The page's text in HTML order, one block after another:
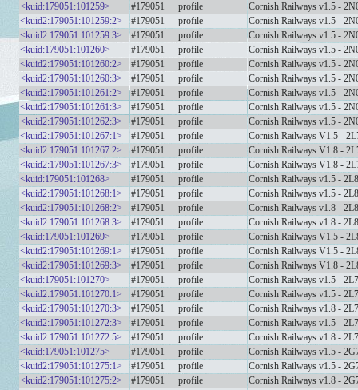
<kuid:179051:101259>
#179051 profile
Cornish Railways v1.5 -
<kuid2:179051:101259:2>
#179051 profile
Cornish Railways v1.5 -
<kuid2:179051:101259:3>
#179051 profile
Cornish Railways v1.5 -
<kuid:179051:101260>
#179051 profile
Cornish Railways v1.5 -
<kuid2:179051:101260:2>
#179051 profile
Cornish Railways v1.5 -
<kuid2:179051:101260:3>
#179051 profile
Cornish Railways v1.5 -
<kuid2:179051:101261:2>
#179051 profile
Cornish Railways v1.5 -
<kuid2:179051:101261:3>
#179051 profile
Cornish Railways v1.5 -
<kuid2:179051:101262:3>
#179051 profile
Cornish Railways v1.5 -
<kuid2:179051:101267:1>
#179051 profile
Cornish Railways V1.5 -
<kuid2:179051:101267:2>
#179051 profile
Cornish Railways V1.8 -
<kuid2:179051:101267:3>
#179051 profile
Cornish Railways V1.8 -
<kuid:179051:101268>
#179051 profile
Cornish Railways v1.5 -
<kuid2:179051:101268:1>
#179051 profile
Cornish Railways v1.5 -
<kuid2:179051:101268:2>
#179051 profile
Cornish Railways v1.8 -
<kuid2:179051:101268:3>
#179051 profile
Cornish Railways v1.8 -
<kuid:179051:101269>
#179051 profile
Cornish Railways V1.5 -
<kuid2:179051:101269:1>
#179051 profile
Cornish Railways V1.5 -
<kuid2:179051:101269:3>
#179051 profile
Cornish Railways V1.8 -
<kuid:179051:101270>
#179051 profile
Cornish Railways v1.5 -
<kuid2:179051:101270:1>
#179051 profile
Cornish Railways v1.5 -
<kuid2:179051:101270:3>
#179051 profile
Cornish Railways v1.8 -
<kuid2:179051:101272:3>
#179051 profile
Cornish Railways v1.5 -
<kuid2:179051:101272:5>
#179051 profile
Cornish Railways v1.8 -
<kuid:179051:101275>
#179051 profile
Cornish Railways v1.5 -
<kuid2:179051:101275:1>
#179051 profile
Cornish Railways v1.5 -
<kuid2:179051:101275:2>
#179051 profile
Cornish Railways v1.8 -